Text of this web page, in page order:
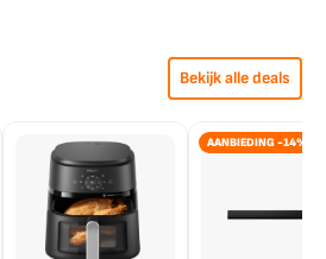
Bekijk alle deals
AANBIEDING -14%